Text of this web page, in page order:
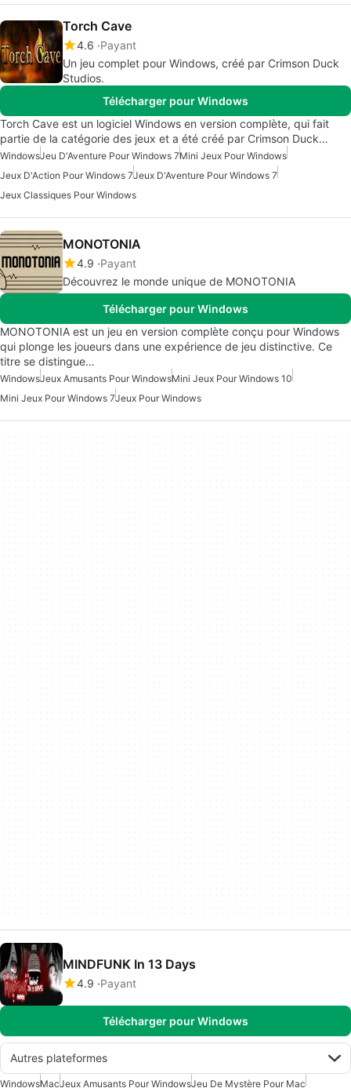
Torch Cave
4.6 Payant
Un jeu complet pour Windows, créé par Crimson Duck
Studios.
Télécharger pour Windows
Torch Cave est un logiciel Windows en version complète, qui fait
partie de la catégorie des jeux et a été créé par Crimson Duck…
WindowsJeu D'Aventure Pour Windows 7Mini Jeux Pour Windows
Jeux D'Action Pour Windows 7Jeux D'Aventure Pour Windows 7
Jeux Classiques Pour Windows
MONOTONIA
4.9 Payant
Découvrez le monde unique de MONOTONIA
Télécharger pour Windows
MONOTONIA est un jeu en version complète conçu pour Windows
qui plonge les joueurs dans une expérience de jeu distinctive. Ce
titre se distingue…
WindowsJeux Amusants Pour WindowsMini Jeux Pour Windows 10
Mini Jeux Pour Windows 7Jeux Pour Windows
MINDFUNK In 13 Days
4.9 Payant
Télécharger pour Windows
Autres plateformes
WindowsMacJeux Amusants Pour WindowsJeu De Mystère Pour Mac